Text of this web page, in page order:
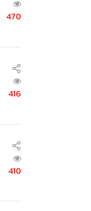
470
416
410